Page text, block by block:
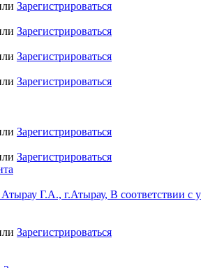
Зарегистрироваться
Зарегистрироваться
Зарегистрироваться
Зарегистрироваться
Зарегистрироваться
Зарегистрироваться
Г.А., г.Атырау, В соответствии с у
Зарегистрироваться